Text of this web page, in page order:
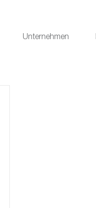
Unternehmen